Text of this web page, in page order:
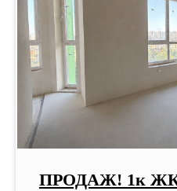
ПРОДАЖ! 1к ЖК